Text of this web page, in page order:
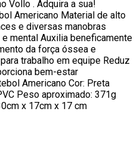
Vollo . Adquira a sua!
Americano Material de alto
e diversas manobras
mental Auxilia beneficamente
da força óssea e
trabalho em equipe Reduz
bem-estar
Americano Cor: Preta
Peso aproximado: 371g
x 17cm x 17 cm